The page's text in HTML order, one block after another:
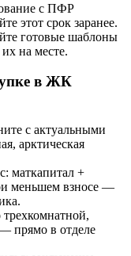
с ПФР
этот срок заранее.
готовые шаблоны
на месте.
в ЖК
с актуальными
арктическая
маткапитал +
меньшем взносе —
прямо в отделе